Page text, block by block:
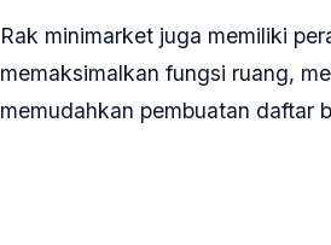
Rak minimarket juga memiliki
memaksimalkan fungsi ruang,
memudahkan pembuatan daftar